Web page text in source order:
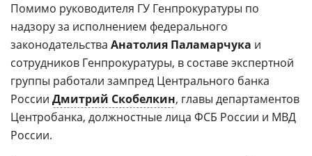
Помимо руководителя ГУ Генпрокуратуры по
надзору за исполнением федерального
законодательства Анатолия Паламарчука и
сотрудников Генпрокуратуры, в составе экспертной
группы работали зампред Центрального банка
России Дмитрий Скобелкин, главы департаментов
Центробанка, должностные лица ФСБ России и МВД
России.